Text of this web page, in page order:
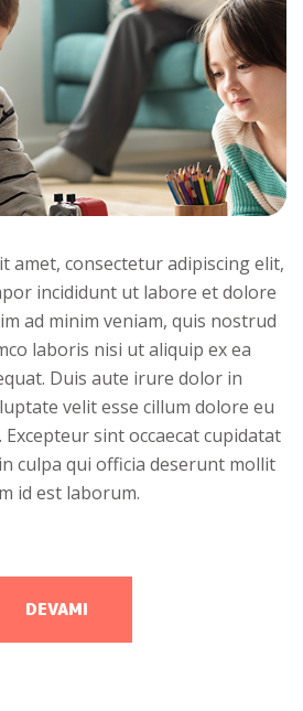
amet, consectetur adipiscing elit,
incididunt ut labore et dolore
ad minim veniam, quis nostrud
laboris nisi ut aliquip ex ea
Duis aute irure dolor in
velit esse cillum dolore eu
sint occaecat cupidatat
culpa qui officia deserunt mollit
id est laborum.
DEVAMI